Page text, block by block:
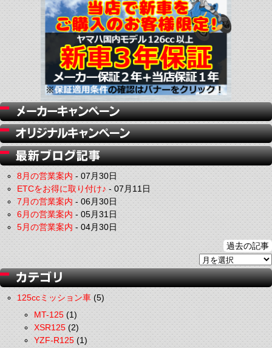
8月の営業案内-07月30日
ETCをお得に取り付け♪-07月11日
7月の営業案内-06月30日
6月の営業案内-05月31日
5月の営業案内-04月30日
過去の記事
125ccミッション車(5)
MT-125(1)
XSR125(2)
YZF-R125(1)